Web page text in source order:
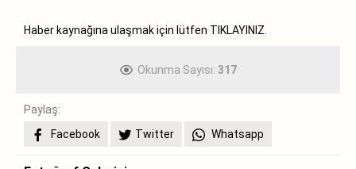
Haber kaynağına ulaşmak için lütfen TIKLAYINIZ.
Okunma Sayısı: 317
Paylaş:
Facebook
Twitter Whatsapp